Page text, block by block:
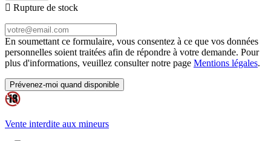
 Rupture de stock
En soumettant ce formulaire, vous consentez à ce que vos données
personnelles soient traitées afin de répondre à votre demande. Pour
plus d'informations, veuillez consulter notre page Mentions légales.
Prévenez-moi quand disponible
Vente interdite aux mineurs